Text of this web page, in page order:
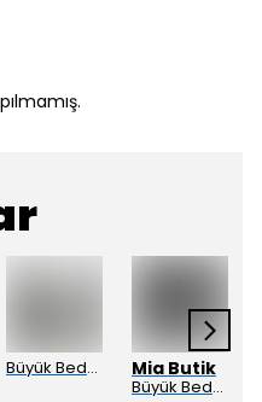
Büyük Beden Kahve Siyah Desenli Hırka Mia Butik
Büyük Beden Siyah Krep Palazzo Pantolon